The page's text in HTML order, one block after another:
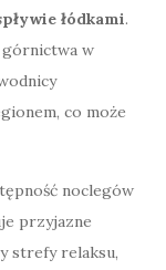
łódkami.
w
co może
noclegów
przyjazne
strefy relaksu,